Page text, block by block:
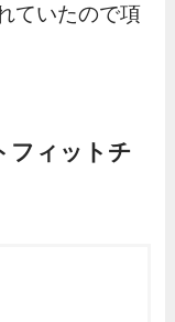
ていたので項
フィットチ